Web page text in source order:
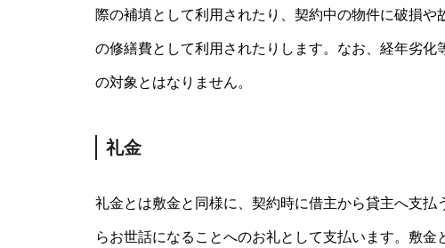
際の補填として利用されたり、契約中の物件に破損
の修繕費として利用されたりします。なお、経年劣
の対象とはなりません。
礼金
礼金とは敷金と同様に、契約時に借主から貸主へ支
らお世話になることへのお礼として支払います。敷